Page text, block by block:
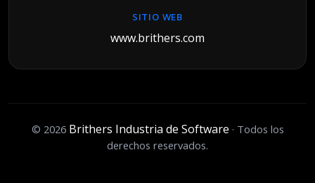
SITIO WEB
www.brithers.com
© 2026 Brithers Industria de Software · Todos los
derechos reservados.